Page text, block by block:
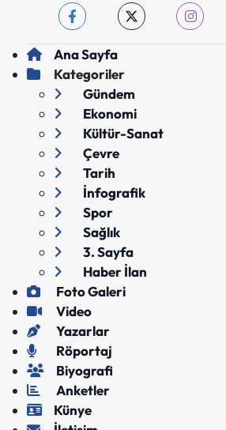
Ana Sayfa
Kategoriler
Gündem
Ekonomi
Kültür-Sanat
Çevre
Tarih
İnfografik
Spor
Sağlık
3. Sayfa
Haber İlan
Foto Galeri
Video
Yazarlar
Röportaj
Biyografi
Anketler
Künye